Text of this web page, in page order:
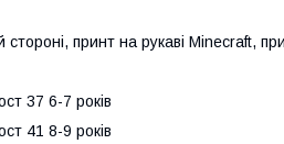
принт на рукаві Minecraft,
37 6-7 років
41 8-9 років